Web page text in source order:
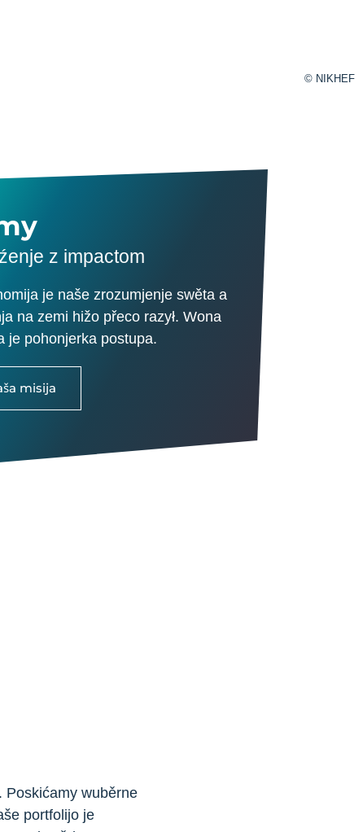
© NIKHEF
z impactom
je naše zrozumjenje swěta a
na zemi hižo přeco razył. Wona
je pohonjerka postupa.
misija
Poskićamy wuběrne
portfolijo je